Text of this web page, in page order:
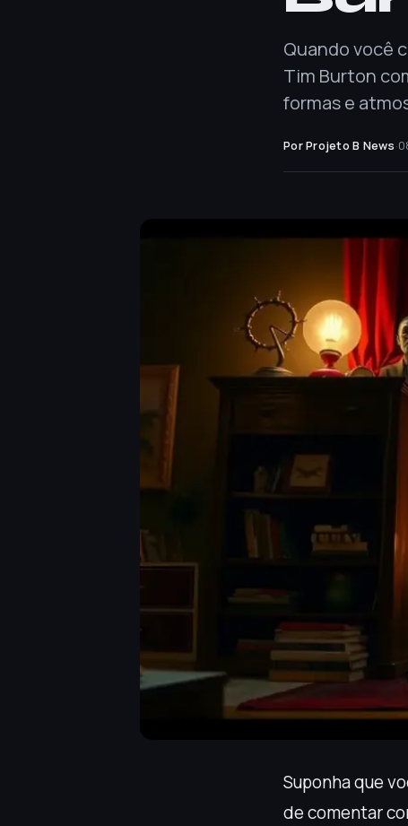
Quando você
Tim Burton
formas e
Por Projeto B News·
Suponha que
de comentar